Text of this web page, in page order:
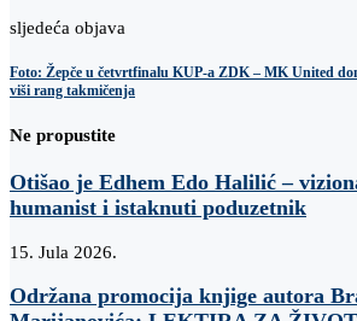
sljedeća objava
Foto: Žepče u četvrtfinalu KUP-a ZDK – MK United
viši rang takmičenja
Ne propustite
Otišao je Edhem Edo Halilić –
humanist i istaknuti poduzetnik
15. Jula 2026.
Održana promocija knjige autora